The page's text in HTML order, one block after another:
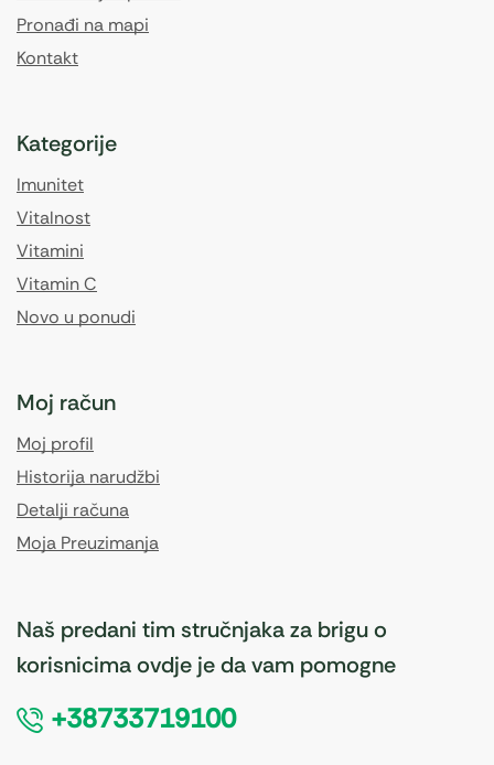
Pronađi na mapi
Kontakt
Kategorije
Imunitet
Vitalnost
Vitamini
Vitamin C
Novo u ponudi
Moj račun
Moj profil
Historija narudžbi
Detalji računa
Moja Preuzimanja
Naš predani tim stručnjaka za brigu o
korisnicima ovdje je da vam pomogne
+38733719100